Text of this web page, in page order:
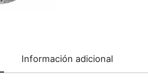
Información adicional